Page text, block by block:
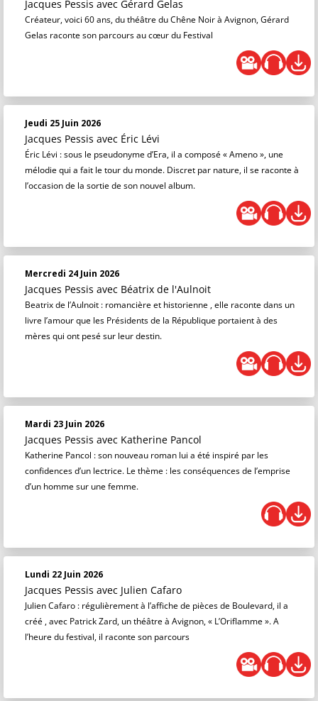
Jacques Pessis avec Gérard Gelas
Créateur, voici 60 ans, du théâtre du Chêne Noir à Avignon, Gérard
Gelas raconte son parcours au cœur du Festival
Jeudi 25 Juin 2026
Jacques Pessis avec Éric Lévi
Éric Lévi : sous le pseudonyme d’Era, il a composé « Ameno », une
mélodie qui a fait le tour du monde. Discret par nature, il se raconte à
l’occasion de la sortie de son nouvel album.
Mercredi 24 Juin 2026
Jacques Pessis avec Béatrix de l'Aulnoit
Beatrix de l’Aulnoit : romancière et historienne , elle raconte dans un
livre l’amour que les Présidents de la République portaient à des
mères qui ont pesé sur leur destin.
Mardi 23 Juin 2026
Jacques Pessis avec Katherine Pancol
Katherine Pancol : son nouveau roman lui a été inspiré par les
confidences d’un lectrice. Le thème : les conséquences de l’emprise
d’un homme sur une femme.
Lundi 22 Juin 2026
Jacques Pessis avec Julien Cafaro
Julien Cafaro : régulièrement à l’affiche de pièces de Boulevard, il a
créé , avec Patrick Zard, un théâtre à Avignon, « L’Oriflamme ». A
l’heure du festival, il raconte son parcours